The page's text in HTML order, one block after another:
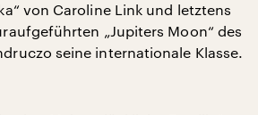
von Caroline Link und letztens
„Jupiters Moon“ des
seine internationale Klasse.